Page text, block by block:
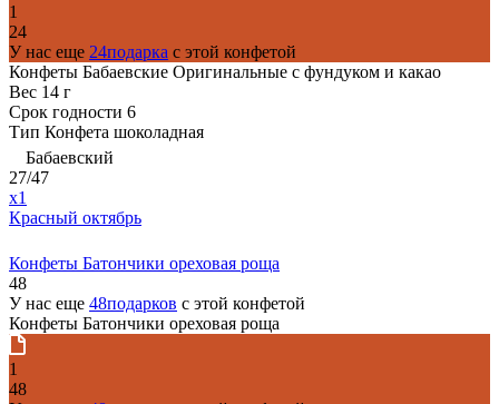
1
24
У нас еще 24подарка с этой конфетой
Конфеты Бабаевские Оригинальные с фундуком и какао
Вес 14 г
Срок годности 6
Тип Конфета шоколадная
Бабаевский
27/47
x1
Красный октябрь
Конфеты Батончики ореховая роща
48
У нас еще 48подарков с этой конфетой
Конфеты Батончики ореховая роща
1
48